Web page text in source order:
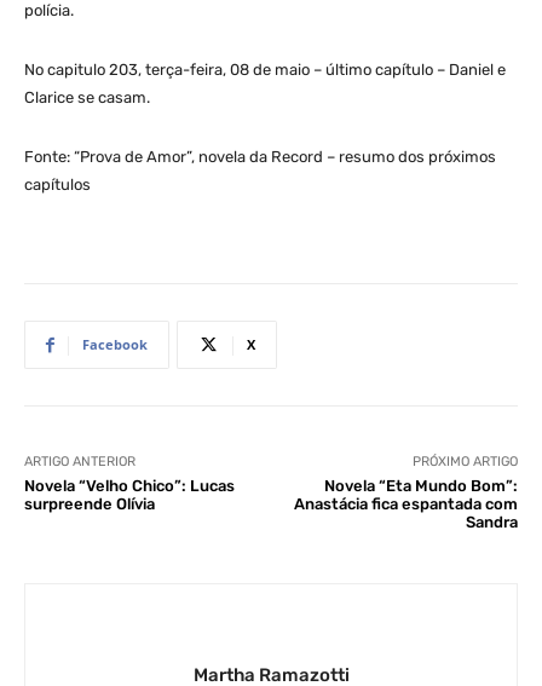
polícia.
No capitulo 203, terça-feira, 08 de maio – último capítulo – Daniel e
Clarice se casam.
Fonte: “Prova de Amor”, novela da Record – resumo dos próximos
capítulos
Facebook X
ARTIGO ANTERIOR
Novela “Velho Chico”: Lucas
surpreende Olívia
PRÓXIMO ARTIGO
Novela “Eta Mundo Bom”:
Anastácia fica espantada com
Sandra
Martha Ramazotti